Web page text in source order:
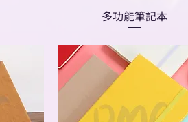
多功能筆記本